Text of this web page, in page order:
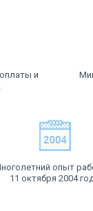
и
опыт
11 октября 2004